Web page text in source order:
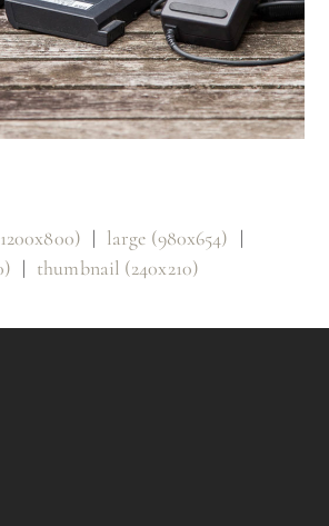
| large (980x654) |
| thumbnail (240x210)